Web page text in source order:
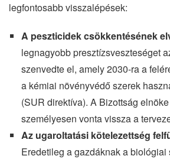
legfontosabb visszalépések:
A peszticidek csökkentésének
legnagyobb presztízsveszteséget
szenvedte el, amely 2030-ra a
a kémiai növényvédő szerek
(SUR direktíva). A Bizottság
személyesen vonta vissza a
Az ugaroltatási kötelezettség
Eredetileg a gazdáknak a biológiai